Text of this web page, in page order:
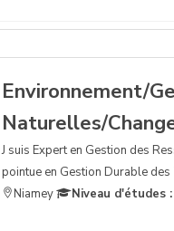
Environnement/
Naturelles/
J suis Expert en Gestion des
pointue en Gestion Durable
Niamey
Niveau d'études :